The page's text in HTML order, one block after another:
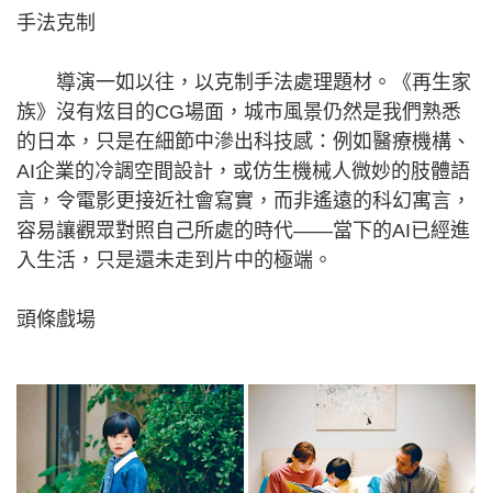
手法克制
導演一如以往，以克制手法處理題材。《再生家
族》沒有炫目的CG場面，城市風景仍然是我們熟悉
的日本，只是在細節中滲出科技感：例如醫療機構、
AI企業的冷調空間設計，或仿生機械人微妙的肢體語
言，令電影更接近社會寫實，而非遙遠的科幻寓言，
容易讓觀眾對照自己所處的時代——當下的AI已經進
入生活，只是還未走到片中的極端。
頭條戲場